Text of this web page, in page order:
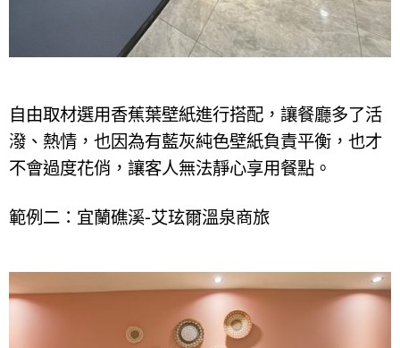
自由取材選用香蕉葉壁紙進行搭配，讓餐廳多了活
潑、熱情，也因為有藍灰純色壁紙負責平衡，也才
不會過度花俏，讓客人無法靜心享用餐點。
範例二：宜蘭礁溪-艾玹爾溫泉商旅